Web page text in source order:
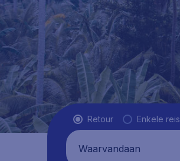
Vluchttype
Retour Enkele reis
Waarvandaan